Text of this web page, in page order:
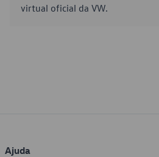
virtual oficial da VW.
Ajuda